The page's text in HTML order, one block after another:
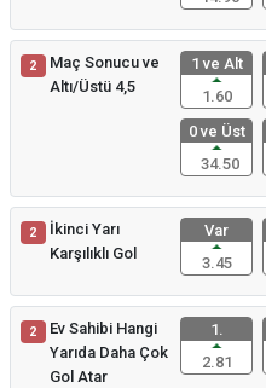
2
Maç Sonucu ve
Altı/Üstü 4,5
1 ve Alt
1.60
0 ve Üst
34.50
2
İkinci Yarı
Karşılıklı Gol
Var
3.45
2
Ev Sahibi Hangi
Yarıda Daha Çok
Gol Atar
1.
2.81